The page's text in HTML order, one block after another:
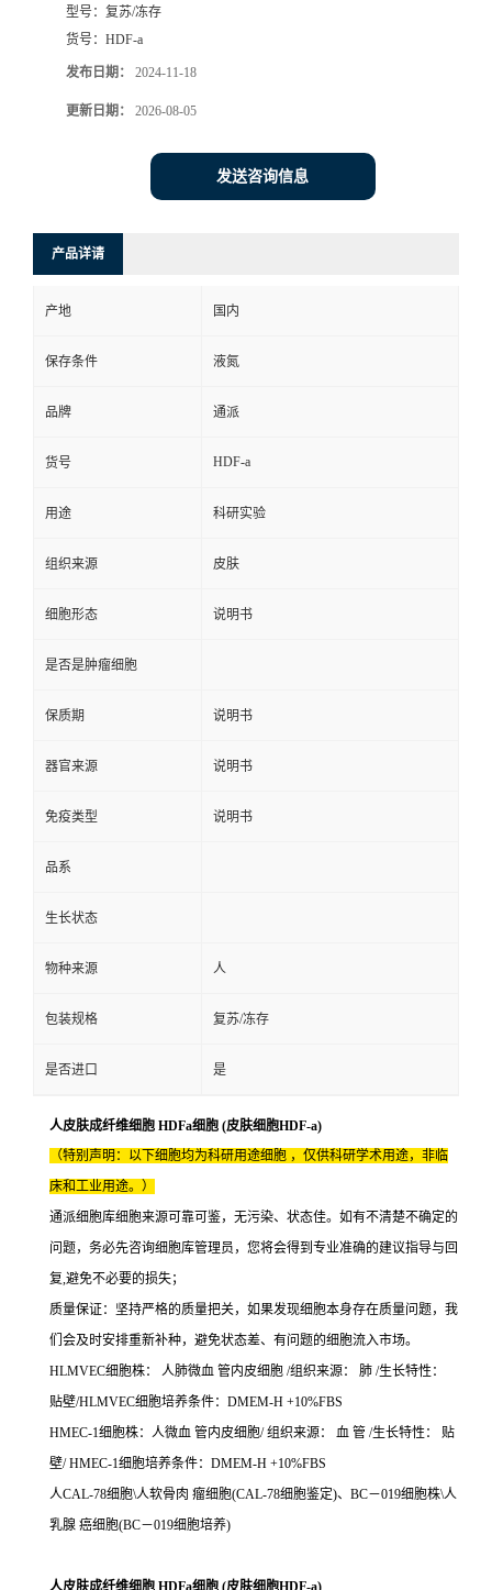
型号： 复苏/冻存
货号： HDF-a
发布日期： 2024-11-18
更新日期： 2026-08-05
发送咨询信息
产品详请
产地 国内
保存条件 液氮
品牌 通派
货号 HDF-a
用途 科研实验
组织来源 皮肤
细胞形态 说明书
是否是肿瘤细胞
保质期 说明书
器官来源 说明书
免疫类型 说明书
品系
生长状态
物种来源 人
包装规格 复苏/冻存
是否进口 是
人皮肤成纤维细胞 HDFa细胞 (皮肤细胞HDF-a)
（特别声明：以下细胞均为科研用途细胞 ，仅供科研学术用途，非临
床和工业用途。）
通派细胞库细胞来源可靠可鉴，无污染、状态佳。如有不清楚不确定的
问题，务必先咨询细胞库管理员，您将会得到专业准确的建议指导与回
复,避免不必要的损失；
质量保证：坚持严格的质量把关，如果发现细胞本身存在质量问题，我
们会及时安排重新补种，避免状态差、有问题的细胞流入市场。
HLMVEC细胞株： 人肺微血 管内皮细胞 /组织来源： 肺 /生长特性：
贴壁/HLMVEC细胞培养条件：DMEM-H +10%FBS
HMEC-1细胞株：人微血 管内皮细胞/ 组织来源： 血 管 /生长特性： 贴
壁/ HMEC-1细胞培养条件：DMEM-H +10%FBS
人CAL-78细胞\人软骨肉 瘤细胞(CAL-78细胞鉴定)、BC－019细胞株\人
乳腺 癌细胞(BC－019细胞培养)
人皮肤成纤维细胞 HDFa细胞 (皮肤细胞HDF-a)